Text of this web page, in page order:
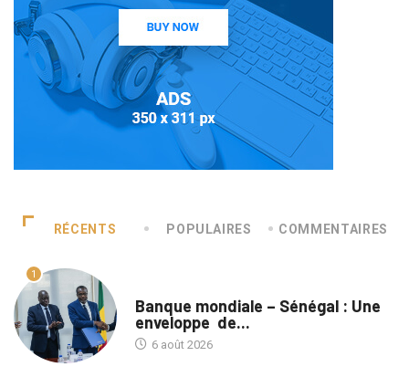
RÉCENTS POPULAIRES COMMENTAIRES
1
Banque mondiale – Sénégal : Une
enveloppe de...
6 août 2026